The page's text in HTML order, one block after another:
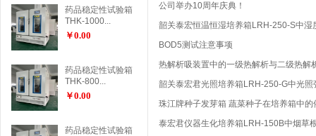
公司举办10周年庆典！
韶关泰宏恒温恒湿培养箱LRH-250-S中湿
BOD5测试注意事项
热解析吸装置中的一级热解析与二级热解
韶关泰宏君光照培养箱LRH-250-G中光
珠江牌种子发芽箱 蔬菜种子在培养箱中的
泰宏君仪器生化培养箱LRH-150B中烟草
药品稳定性试验箱
THK-1000...
￥0.00
药品稳定性试验箱
THK-800...
￥0.00
药品稳定性试验箱